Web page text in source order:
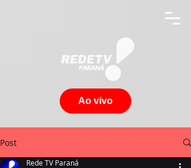
Ao vivo
Post
Rede TV Paraná